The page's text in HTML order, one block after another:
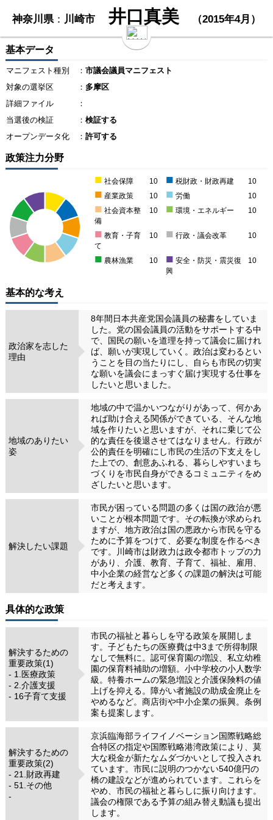
神奈川県： 川崎市 井口真美 （2015年4月）
基本データ
マニフェスト種別 ： 市議会議員マニフェスト
対象の選挙区
： 多摩区
詳細ファイル
：
当選後の検証
： 検証する
オープンデータ化
： 許可する
政策注力分野
■ 社会保障 10 ■ 税財政・財政再建 10
■ 産業政策 10 ■ 労働 10
■ 社会資本整
備
10 ■ 環境・エネルギー 10
■ 教育・子育
て
10 ■ 行政・議会改革 10
■ 農林漁業 10 ■ 安全・防災・震災復
興
10
基本的な考え
政治家を志した
理由
8年間日本共産党国会議員の秘書をしていま
した。党の国会議員の活動をサポートする中
で、国民の願いを道理を持って議会に届けれ
ば、願いが実現していく。政治は変わるとい
うことを目の当たりにし、自らも市民の切実
な願いを議会にまっすぐ届け実現する仕事を
したいと思いました。
地域のありたい
姿
地域の中で温かいつながりがあって、何かあ
れば助け合える関係ができている、そんな地
域を作りたいと思いますが、それに乗じて公
的な責任を後退させてはなりません。行政が
公的責任を明確にし市民の生活の下支えをし
た上での、創意あふれる、暮らしやすいまち
づくりを市民自身ができるコミュニティをめ
ざしたいと思います。
解決したい課題
市民が困っている問題の多くは国の政治が悪
いことが根本問題です。その転換が求められ
ますが、地方政治は国の悪政から市民を守る
ために予算をつけて、必要な制度を作るべき
です。川崎市は財政力は政令都市トップの力
があり、介護、教育、子育て、福祉、雇用、
中小企業の経営など多くの課題の解決は可能
だと考えます。
具体的な政策
解決するための
重要政策(1)
- 1.医療政策
- 2.介護支援
- 16子育て支援
市民の福祉と暮らしを守る政策を展開しま
す。子どもたちの医療費は中3まで所得制限
なしで無料に。認可保育園の増設、私立幼稚
園の保育料補助の増額。小中学校の小人数学
級。特養ホームの緊急増設と介護保険料の値
上げを抑える。障がい者施設の助成金廃止を
やめるなど。商店街や中小企業の振興。条例
案も提案します。
解決するための
重要政策(2)
- 21.財政再建
- 51.その他
-
京浜臨海部ライフイノベーション国際戦略総
合特区の指定や国際戦略港湾政策により、莫
大な税金が新たなムダづかいとして投入され
ています。市民に説明のつかない540億円の
橋の建設などが進められています。これらを
やめ、市民の福祉と暮らしに振り向けます。
議会の権限である予算の組み替え動議も提出
します。